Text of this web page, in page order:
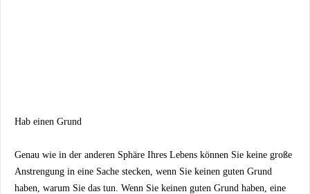
Hab einen Grund
Genau wie in der anderen Sphäre Ihres Lebens können Sie keine große
Anstrengung in eine Sache stecken, wenn Sie keinen guten Grund
haben, warum Sie das tun. Wenn Sie keinen guten Grund haben, eine